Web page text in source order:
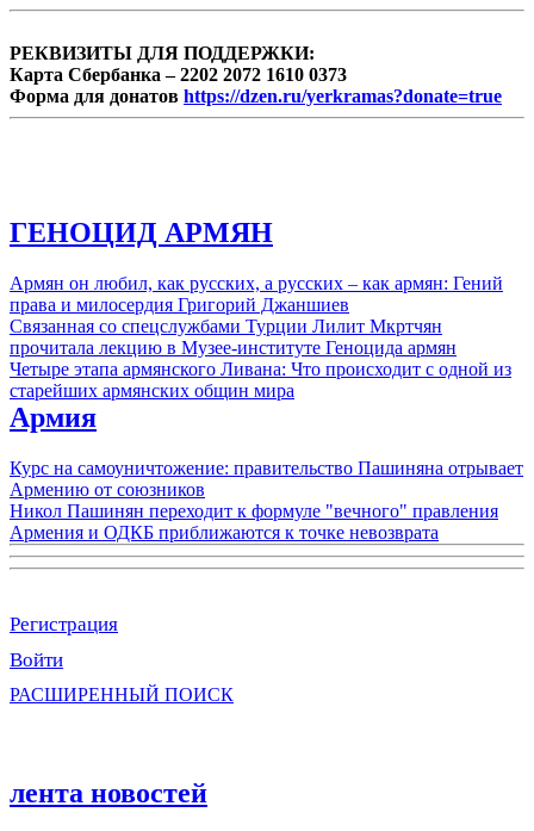
РЕКВИЗИТЫ ДЛЯ ПОДДЕРЖКИ:
Карта Сбербанка – 2202 2072 1610 0373
Форма для донатов https://dzen.ru/yerkramas?donate=true
ГЕНОЦИД АРМЯН
Армян он любил, как русских, а русских – как армян: Гений
права и милосердия Григорий Джаншиев
Связанная со спецслужбами Турции Лилит Мкртчян
прочитала лекцию в Музее-институте Геноцида армян
Четыре этапа армянского Ливана: Что происходит с одной из
старейших армянских общин мира
Армия
Курс на самоуничтожение: правительство Пашиняна отрывает
Армению от союзников
Никол Пашинян переходит к формуле "вечного" правления
Армения и ОДКБ приближаются к точке невозврата
Регистрация
Войти
РАСШИРЕННЫЙ ПОИСК
лента новостей